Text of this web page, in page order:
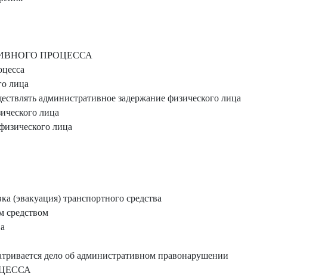
ПРОЦЕССА
лица
административное задержание физического лица
лица
лица
(эвакуация) транспортного средства
средством
дело об административном правонарушении